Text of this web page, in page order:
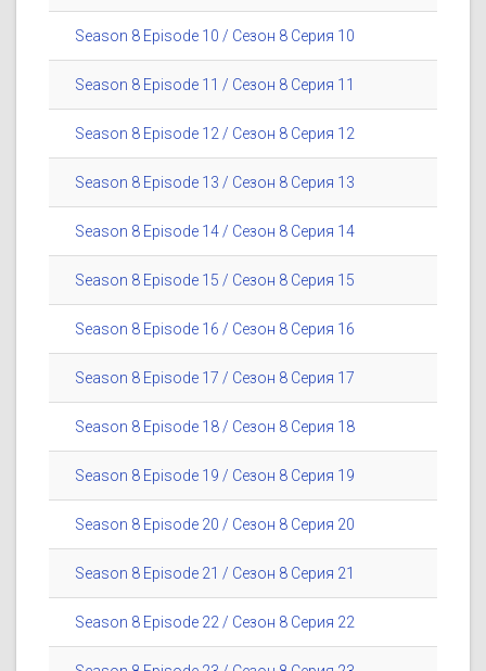
Season 8 Episode 10 / Сезон 8 Серия 10
Season 8 Episode 11 / Сезон 8 Серия 11
Season 8 Episode 12 / Сезон 8 Серия 12
Season 8 Episode 13 / Сезон 8 Серия 13
Season 8 Episode 14 / Сезон 8 Серия 14
Season 8 Episode 15 / Сезон 8 Серия 15
Season 8 Episode 16 / Сезон 8 Серия 16
Season 8 Episode 17 / Сезон 8 Серия 17
Season 8 Episode 18 / Сезон 8 Серия 18
Season 8 Episode 19 / Сезон 8 Серия 19
Season 8 Episode 20 / Сезон 8 Серия 20
Season 8 Episode 21 / Сезон 8 Серия 21
Season 8 Episode 22 / Сезон 8 Серия 22